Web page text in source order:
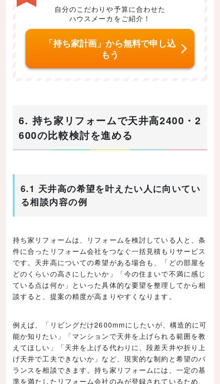
自分のこだわりや予算に合わせた
ハウスメーカをご紹介！
「持ち家計画」から無料で申し込
もう
6. 持ち家リフォームで天井高2400・2
600の比較検討を進める
6.1 天井高の希望を叶えたい人に向いてい
る相談内容の例
持ち家リフォームは、リフォームを検討している人と、条
件に合ったリフォーム会社をつなぐ一括見積もりサービス
です。天井高についての希望がある場合も、「どの部屋を
どのくらいの高さにしたいか」「今の住まいで不満に感じ
ている点は何か」といった具体的な要望を整理してから相
談すると、提案の精度が高まりやすくなります。
例えば、「リビングだけ2600mmにしたいが、構造的に可
能か知りたい」「マンションで天井を上げられる範囲を教
えてほしい」「天井を上げる代わりに、段差天井や折り上
げ天井で工夫できないか」など、現実的な制約と希望のバ
ランスを相談できます。持ち家リフォームには、一定の基
準を満たしたリフォーム会社のみが登録されているため、